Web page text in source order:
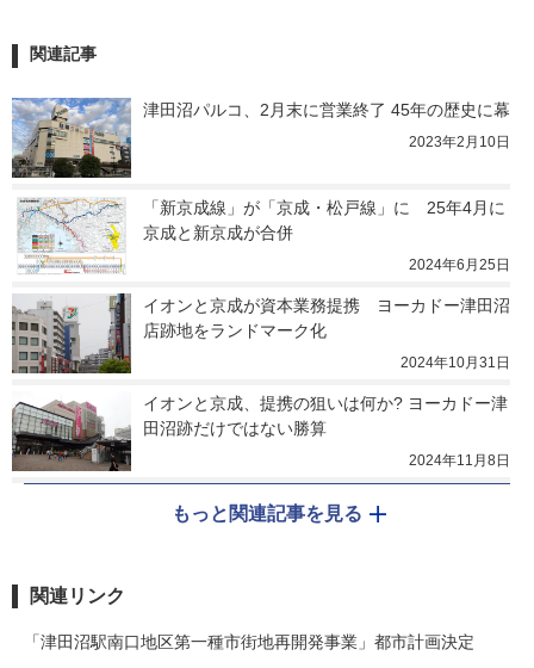
関連記事
津田沼パルコ、2月末に営業終了 45年の歴史に幕
2023年2月10日
「新京成線」が「京成・松戸線」に　25年4月に
京成と新京成が合併
2024年6月25日
イオンと京成が資本業務提携　ヨーカドー津田沼
店跡地をランドマーク化
2024年10月31日
イオンと京成、提携の狙いは何か? ヨーカドー津
田沼跡だけではない勝算
2024年11月8日
もっと関連記事を見る
関連リンク
「津田沼駅南口地区第一種市街地再開発事業」都市計画決定